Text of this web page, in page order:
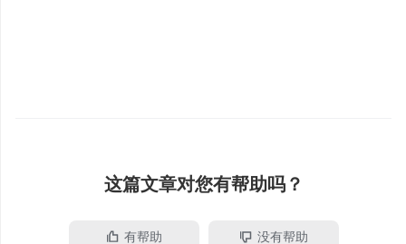
这篇文章对您有帮助吗？
有帮助 没有帮助